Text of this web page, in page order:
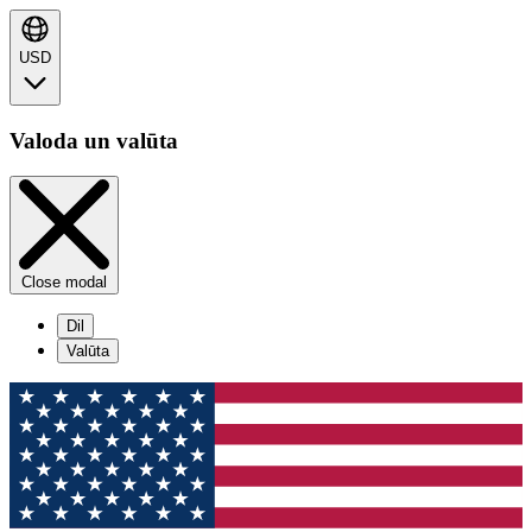
USD
Valoda un valūta
Close modal
Dil
Valūta